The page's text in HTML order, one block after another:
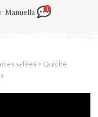
Manuella 1
salées > Quiche